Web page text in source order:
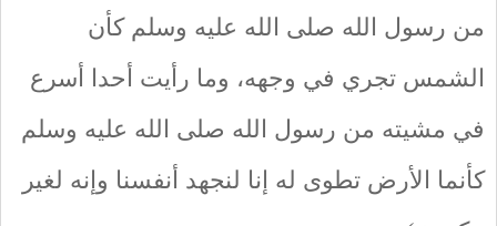
من رسول الله صلى الله عليه وسلم كأن
الشمس تجري في وجهه، وما رأيت أحدا أسرع
في مشيته من رسول الله صلى الله عليه وسلم
كأنما الأرض تطوى له إنا لنجهد أنفسنا وإنه لغير